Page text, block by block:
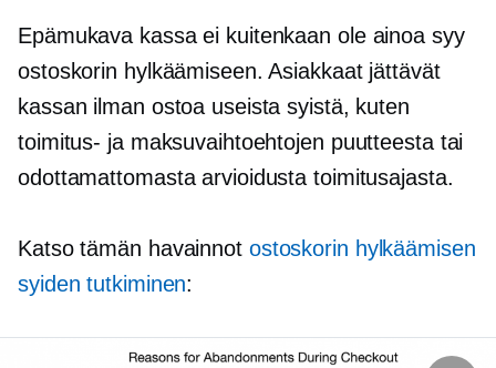
Epämukava kassa ei kuitenkaan ole ainoa syy
ostoskorin hylkäämiseen. Asiakkaat jättävät
kassan ilman ostoa useista syistä, kuten
toimitus- ja maksuvaihtoehtojen puutteesta tai
odottamattomasta arvioidusta toimitusajasta.
Katso tämän havainnot ostoskorin hylkäämisen
syiden tutkiminen: